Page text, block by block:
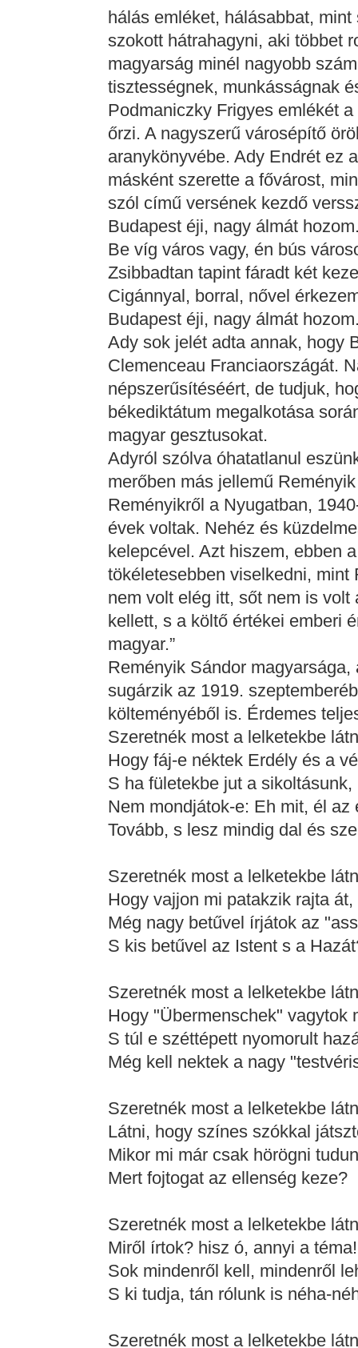
hálás emléket, hálásabbat,
szokott hátrahagyni, aki többet
magyarság minél nagyobb
tisztességnek, munkásságnak
Podmaniczky Frigyes emlékét
őrzi. A nagyszerű városépítő
aranykönyvébe. Ady Endrét ez
másként szerette a fővárost,
szól című versének kezdő
Budapest éji, nagy álmát
Be víg város vagy, én bús
Zsibbadtan tapint fáradt két
Cigánnyal, borral, nővel
Budapest éji, nagy álmát
Ady sok jelét adta annak, hogy
Clemenceau Franciaországát.
népszerűsítéséért, de tudjuk,
békediktátum megalkotása
magyar gesztusokat.
Adyról szólva óhatatlanul
merőben más jellemű
Reményikről a Nyugatban,
évek voltak. Nehéz és
kelepcével. Azt hiszem, ebben
tökéletesebben viselkedni,
nem volt elég itt, sőt nem is
kellett, s a költő értékei emberi
magyar.”
Reményik Sándor
sugárzik az 1919.
költeményéből is. Érdemes
Szeretnék most a lelketekbe
Hogy fáj-e néktek Erdély és a
S ha fületekbe jut a sikoltásunk,
Nem mondjátok-e: Eh mit, él
Tovább, s lesz mindig dal és
Szeretnék most a lelketekbe
Hogy vajjon mi patakzik rajta át,
Még nagy betűvel írjátok az
S kis betűvel az Istent s a
Szeretnék most a lelketekbe
Hogy "Übermenschek" vagytok
S túl e széttépett nyomorult
Még kell nektek a nagy
Szeretnék most a lelketekbe
Látni, hogy színes szókkal
Mikor mi már csak hörögni
Mert fojtogat az ellenség keze?
Szeretnék most a lelketekbe
Miről írtok? hisz ó, annyi a
Sok mindenről kell, mindenről
S ki tudja, tán rólunk is néha-
Szeretnék most a lelketekbe